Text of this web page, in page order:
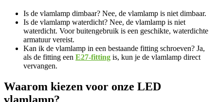
Is de vlamlamp dimbaar? Nee, de vlamlamp is niet dimbaar.
Is de vlamlamp waterdicht? Nee, de vlamlamp is niet
waterdicht. Voor buitengebruik is een geschikte, waterdichte
armatuur vereist.
Kan ik de vlamlamp in een bestaande fitting schroeven? Ja,
als de fitting een E27-fitting is, kun je de vlamlamp direct
vervangen.
Waarom kiezen voor onze LED